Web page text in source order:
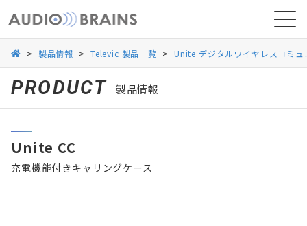
導入事例
> 製品情報 > Televic 製品一覧 > Unite デジタルワイヤレスコミ
PRODUCT 製品情報
Unite CC
充電機能付きキャリングケース